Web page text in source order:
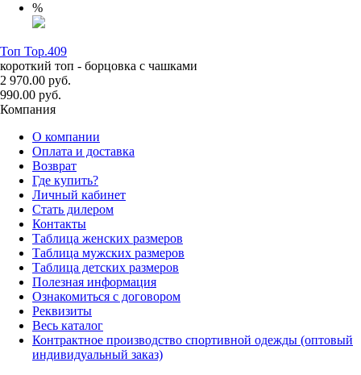
%
Топ Top.409
короткий топ - борцовка с чашками
2 970.00 руб.
990.00 руб.
Компания
О компании
Оплата и доставка
Возврат
Где купить?
Личный кабинет
Стать дилером
Контакты
Таблица женских размеров
Таблица мужских размеров
Таблица детских размеров
Полезная информация
Ознакомиться с договором
Реквизиты
Весь каталог
Контрактное производство спортивной одежды (оптовый
индивидуальный заказ)